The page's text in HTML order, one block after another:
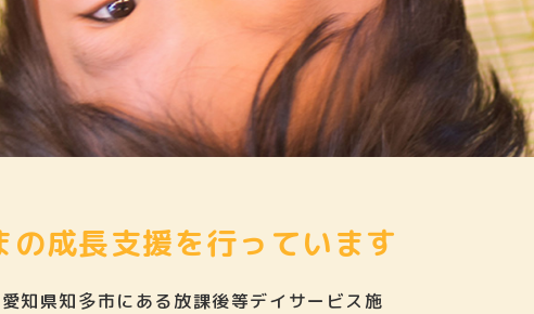
の成長支援を行っています
知県知多市にある放課後等デイサービス施